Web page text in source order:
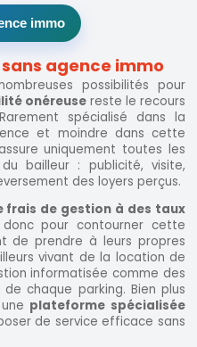
immo
agence immo
possibilités pour
onéreusereste le recours
spécialisé dans la
et moindre dans cette
uniquement toutes les
bailleur : publicité, visite,
des loyers perçus.
frais de gestion à des taux
donc pour contourner cette
de prendre à leurs propres
vivant de la location de
informatisée comme des
chaque parking. Bien plus
plateforme spécialisée
de service efficace sans